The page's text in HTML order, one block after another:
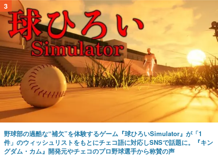
3
野球部の過酷な“補欠”を体験するゲーム『球ひろいSimulator』が「1
件」のウィッシュリストをもとにチェコ語に対応しSNSで話題に。『キン
グダム・カム』開発元やチェコのプロ野球選手から称賛の声